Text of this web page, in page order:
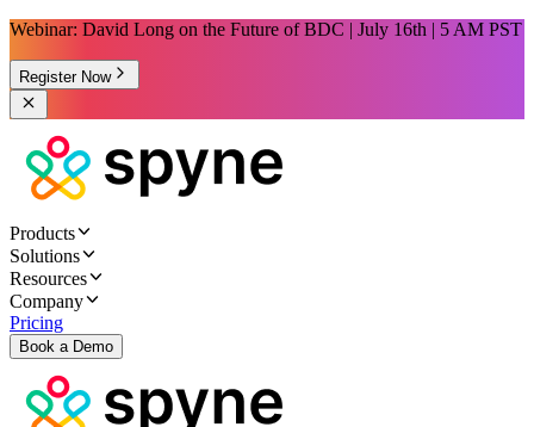
Webinar: David Long on the Future of BDC | July 16th | 5 AM PST
Register Now
Products
Solutions
Resources
Company
Pricing
Book a Demo